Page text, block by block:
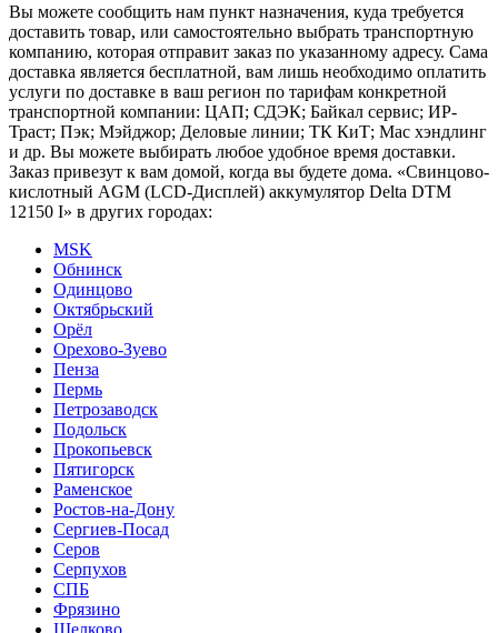
Вы можете сообщить нам пункт назначения, куда требуется
доставить товар, или самостоятельно выбрать транспортную
компанию, которая отправит заказ по указанному адресу. Сама
доставка является бесплатной, вам лишь необходимо оплатить
услуги по доставке в ваш регион по тарифам конкретной
транспортной компании: ЦАП; СДЭК; Байкал сервис; ИР-
Траст; Пэк; Мэйджор; Деловые линии; ТК КиТ; Мас хэндлинг
и др. Вы можете выбирать любое удобное время доставки.
Заказ привезут к вам домой, когда вы будете дома. «Свинцово-
кислотный AGM (LCD-Дисплей) аккумулятор Delta DTM
12150 I» в других городах:
MSK
Обнинск
Одинцово
Октябрьский
Орёл
Орехово-Зуево
Пенза
Пермь
Петрозаводск
Подольск
Прокопьевск
Пятигорск
Раменское
Ростов-на-Дону
Сергиев-Посад
Серов
Серпухов
СПБ
Фрязино
Щелково